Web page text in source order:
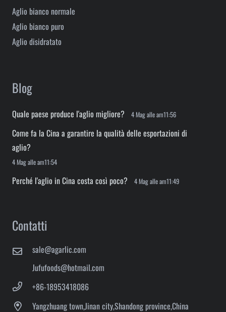
Aglio bianco normale
Aglio bianco puro
Aglio disidratato
Blog
Quale paese produce l'aglio migliore? 4 Mag alle am11:56
Come fa la Cina a garantire la qualità delle esportazioni di
aglio?
4 Mag alle am11:54
Perché l'aglio in Cina costa così poco? 4 Mag alle am11:49
Contatti
sale@agarlic.com
Jufufoods@hotmail.com
+86-18953418086
Yangzhuang town,Jinan city,Shandong province,China